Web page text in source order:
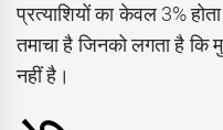
प्रत्याशियों का केवल 3%
तमाचा है जिनको लगता है कि
नहीं है।